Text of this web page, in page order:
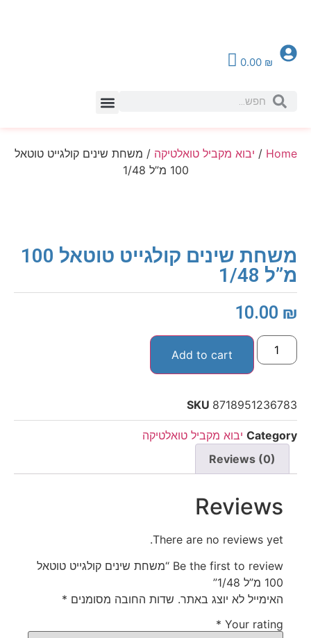
0.00 ₪
Home
/ יבוא מקביל טואלטיקה / משחת שינים קולגייט טוטאל
100 מ”ל 1/48
משחת שינים קולגייט טוטאל 100
מ”ל 1/48
10.00 ₪
Add to cart
SKU 8718951236783
Category יבוא מקביל טואלטיקה
Reviews (0)
Reviews
There are no reviews yet.
Be the first to review “משחת שינים קולגייט טוטאל
100 מ”ל 1/48”
האימייל לא יוצג באתר. שדות החובה מסומנים *
Your rating
*